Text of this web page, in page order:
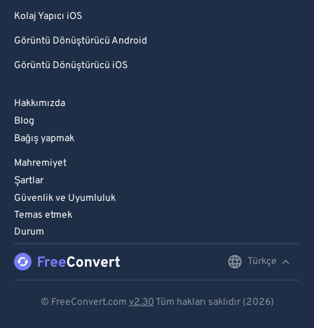
Kolaj Yapıcı iOS
Görüntü Dönüştürücü Android
Görüntü Dönüştürücü iOS
Hakkımızda
Blog
Bağış yapmak
Mahremiyet
Şartlar
Güvenlik ve Uyumluluk
Temas etmek
Durum
Türkçe
© FreeConvert.com v2.30 Tüm hakları saklıdır (2026)